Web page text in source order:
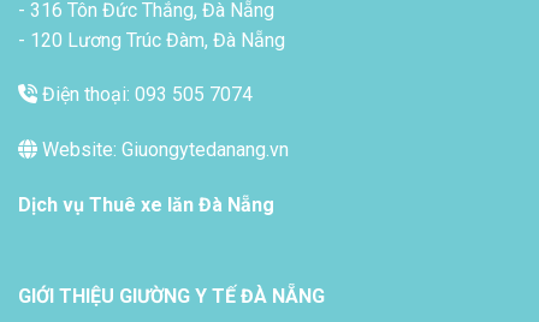
- 316 Tôn Đức Thắng, Đà Nẵng
- 120 Lương Trúc Đàm, Đà Nẵng
Điện thoại: 093 505 7074
Website: Giuongytedanang.vn
Dịch vụ Thuê xe lăn Đà Nẵng
GIỚI THIỆU GIƯỜNG Y TẾ ĐÀ NẴNG